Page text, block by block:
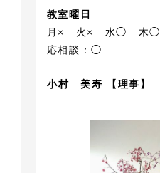
教室曜日
月×
火× 水◯ 木◯
応相談：◯
小村 美寿 【理事】